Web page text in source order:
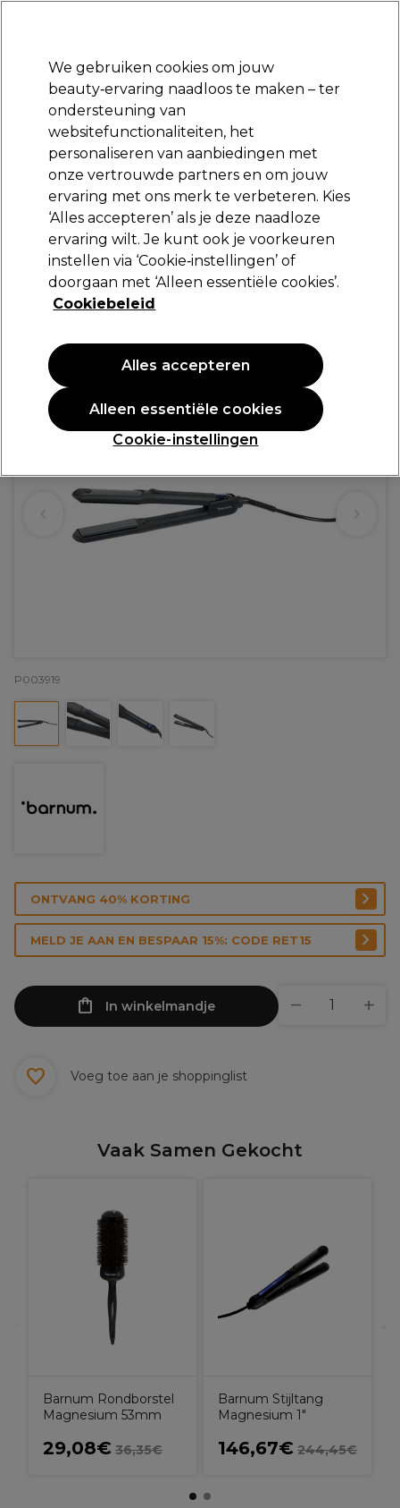
Aanmelden
Merken Deals Haar Elektra
Volgende dag geleverd*
Na verzending, maandag t/m vrijdag
Barnum
Barnum Magnesium Straightener 1.5"
146,91 €244,85 €
PROMOTIE
P003919
ONTVANG 40% KORTING
MELD JE AAN EN BESPAAR 15%: CODE RET15
In winkelmandje
Voeg toe aan je shoppinglist
Vaak Samen Gekocht
Barnum Rondborstel
Magnesium 53mm
29,08€ 36,35€
Barnum Stijltang
Magnesium 1"
146,67€ 244,45€
We gebruiken cookies om jouw
beauty‑ervaring naadloos te maken – ter
ondersteuning van
websitefunctionaliteiten, het
personaliseren van aanbiedingen met
onze vertrouwde partners en om jouw
ervaring met ons merk te verbeteren. Kies
‘Alles accepteren’ als je deze naadloze
ervaring wilt. Je kunt ook je voorkeuren
instellen via ‘Cookie‑instellingen’ of
doorgaan met ‘Alleen essentiële cookies’.
Cookiebeleid
Cookie-instellingen
Alleen essentiële cookies
Alles accepteren